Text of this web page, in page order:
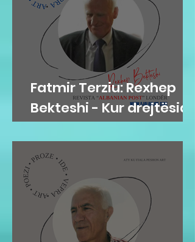
Fatmir Terziu: Rexhep
Bekteshi - Kur drejtësia
bëhet karakter